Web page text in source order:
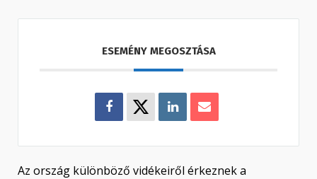
Az ország különböző vidékeiről érkeznek a
ESEMÉNY MEGOSZTÁSA